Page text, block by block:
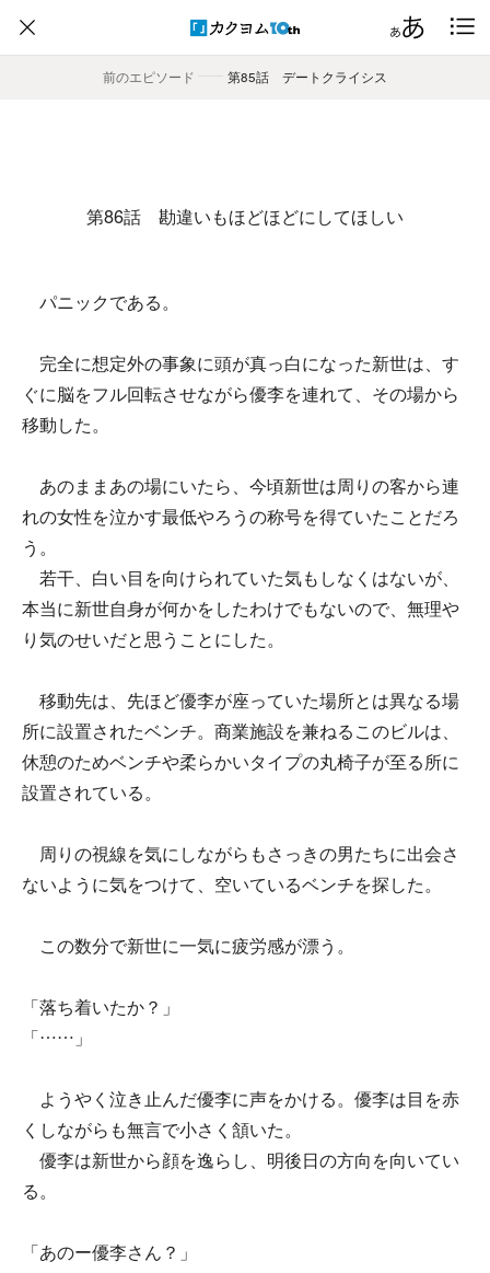
前のエピソード
―― 第85話 デートクライシス
第86話 勘違いもほどほどにしてほしい
パニックである。
完全に想定外の事象に頭が真っ白になった新世は、す
ぐに脳をフル回転させながら優李を連れて、その場から
移動した。
あのままあの場にいたら、今頃新世は周りの客から連
れの女性を泣かす最低やろうの称号を得ていたことだろ
う。
若干、白い目を向けられていた気もしなくはないが、
本当に新世自身が何かをしたわけでもないので、無理や
り気のせいだと思うことにした。
移動先は、先ほど優李が座っていた場所とは異なる場
所に設置されたベンチ。商業施設を兼ねるこのビルは、
休憩のためベンチや柔らかいタイプの丸椅子が至る所に
設置されている。
周りの視線を気にしながらもさっきの男たちに出会さ
ないように気をつけて、空いているベンチを探した。
この数分で新世に一気に疲労感が漂う。
「落ち着いたか？」
「……」
ようやく泣き止んだ優李に声をかける。優李は目を赤
くしながらも無言で小さく頷いた。
優李は新世から顔を逸らし、明後日の方向を向いてい
る。
「あのー優李さん？」